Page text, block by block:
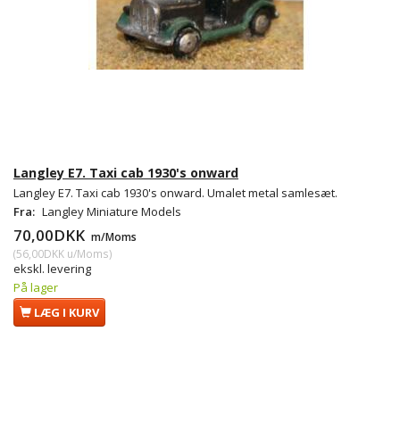
Langley E7. Taxi cab 1930's onward
Langley E7. Taxi cab 1930's onward. Umalet metal samlesæt.
Fra: Langley Miniature Models
70,00DKK m/Moms
(56,00DKK u/Moms)
ekskl. levering
På lager
LÆG I KURV